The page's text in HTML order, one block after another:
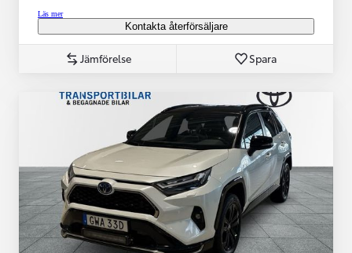
Läs mer
Kontakta återförsäljare
Jämförelse Spara